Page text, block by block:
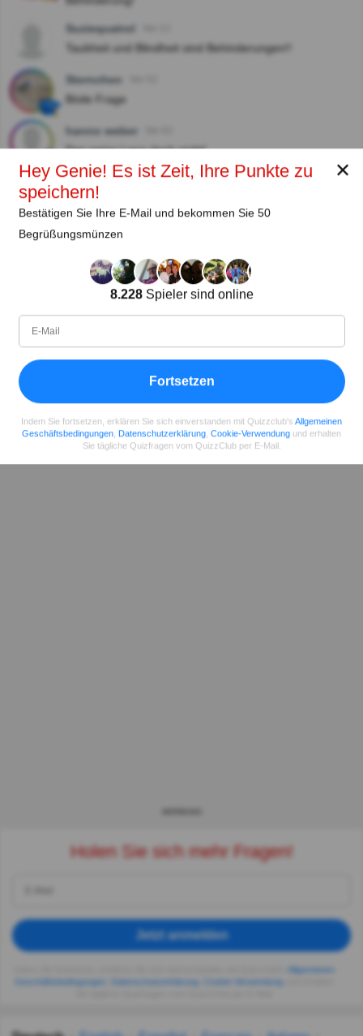
Suziequatrol
Taubheit und Blindheit sind Behinderungen!!
Sternchen
Böde Frage
hanno weber
Das weiss Lena doch nicht!
Autor:
Lena Strauss
Autor
Teilenauf Facebook
Holen Sie sich mehr Fragen!
Jetzt anmelden
Allgemeinen
Geschäftsbedingungen
Datenschutzerklärung Cookie-Verwendung
✕
Hey Genie! Es ist Zeit, Ihre Punkte zu
speichern!
Bestätigen Sie Ihre E-Mail und bekommen Sie 50
Begrüßungsmünzen
8.228Spieler sind online
Fortsetzen
Indem Sie fortsetzen, erklären Sie sich einverstanden mit Quizzclub's Allgemeinen
Geschäftsbedingungen Datenschutzerklärung Cookie-Verwendung und erhalten
Sie tägliche Quizfragen vom QuizzClub per E-Mail.